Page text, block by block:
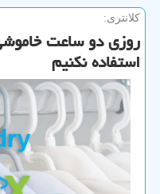
كلانتری:
روزی دو ساعت
استفاده نكنیم